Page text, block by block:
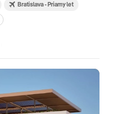
Bratislava - Priamy let